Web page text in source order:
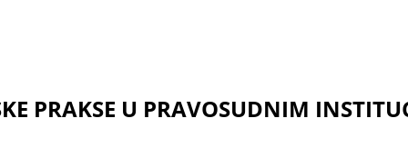
PRAKSE U PRAVOSUDNIM